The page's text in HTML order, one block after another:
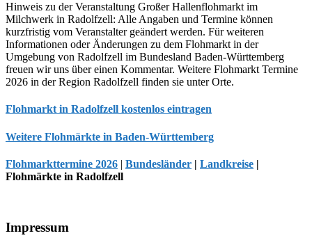
Hinweis zu der Veranstaltung Großer Hallenflohmarkt im
Milchwerk in Radolfzell: Alle Angaben und Termine können
kurzfristig vom Veranstalter geändert werden. Für weiteren
Informationen oder Änderungen zu dem Flohmarkt in der
Umgebung von Radolfzell im Bundesland Baden-Württemberg
freuen wir uns über einen Kommentar. Weitere Flohmarkt Termine
2026 in der Region Radolfzell finden sie unter Orte.
Flohmarkt in Radolfzell kostenlos eintragen
Weitere Flohmärkte in Baden-Württemberg
Flohmarkttermine 2026 | Bundesländer | Landkreise |
Flohmärkte in Radolfzell
Footer
Impressum